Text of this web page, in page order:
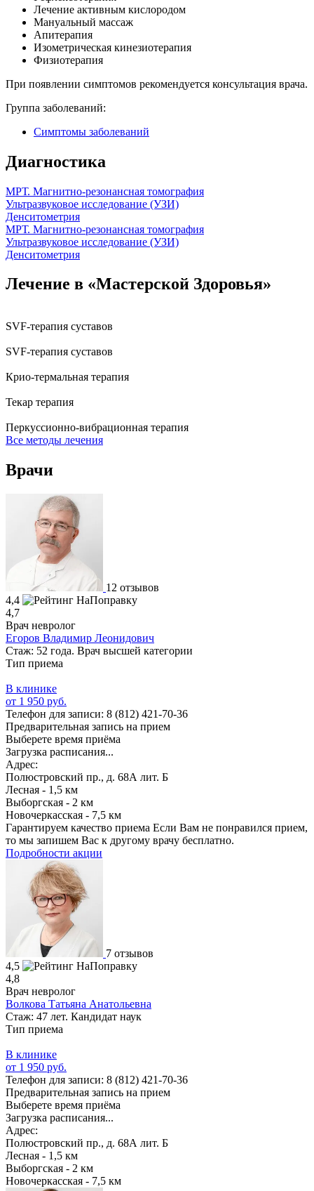
Лечение активным кислородом
Мануальный массаж
Апитерапия
Изометрическая кинезиотерапия
Физиотерапия
При появлении симптомов рекомендуется консультация врача.
Группа заболеваний:
Симптомы заболеваний
Диагностика
МРТ. Магнитно-резонансная томография
Ультразвуковое исследование (УЗИ)
Денситометрия
МРТ. Магнитно-резонансная томография
Ультразвуковое исследование (УЗИ)
Денситометрия
Лечение в «Мастерской Здоровья»
SVF-терапия суставов
SVF-терапия суставов
Крио-термальная терапия
Текар терапия
Перкуссионно-вибрационная терапия
Все методы лечения
Врачи
12 отзывов
4,4
4,7
Врач невролог
Егоров Владимир Леонидович
Стаж: 52 года. Врач высшей категории
Тип приема
В клинике
от 1 950 руб.
Телефон для записи: 8 (812) 421-70-36
Предварительная запись на прием
Выберете время приёма
Загрузка расписания...
Адрес:
Полюстровский пр., д. 68А лит. Б
Лесная - 1,5 км
Выборгская - 2 км
Новочеркасская - 7,5 км
Гарантируем качество приема Если Вам не понравился прием,
то мы запишем Вас к другому врачу бесплатно.
Подробности акции
7 отзывов
4,5
4,8
Врач невролог
Волкова Татьяна Анатольевна
Стаж: 47 лет. Кандидат наук
Тип приема
В клинике
от 1 950 руб.
Телефон для записи: 8 (812) 421-70-36
Предварительная запись на прием
Выберете время приёма
Загрузка расписания...
Адрес:
Полюстровский пр., д. 68А лит. Б
Лесная - 1,5 км
Выборгская - 2 км
Новочеркасская - 7,5 км